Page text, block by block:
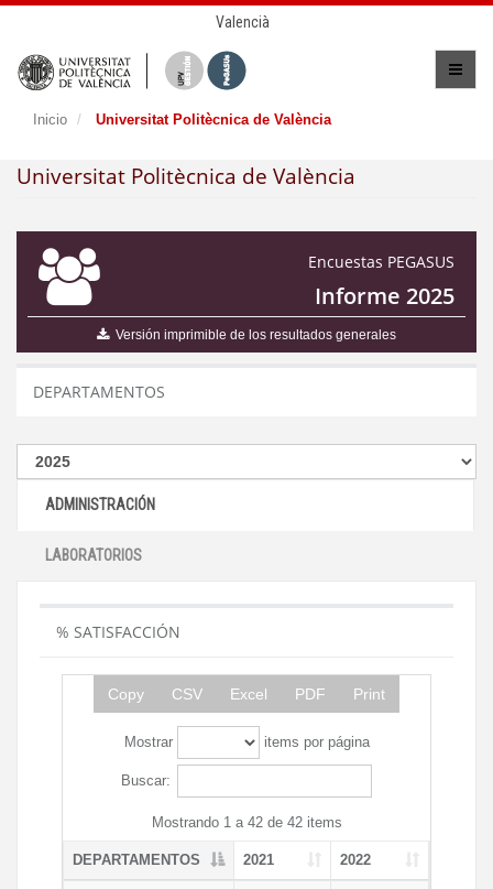
Valencià
Inicio Universitat Politècnica de València
Universitat Politècnica de València
Encuestas PEGASUS
Informe 2025
Versión imprimible de los resultados generales
DEPARTAMENTOS
ADMINISTRACIÓN
LABORATORIOS
% SATISFACCIÓN
Copy CSV Excel PDF Print
Mostrar items por página
Buscar:
Mostrando 1 a 42 de 42 items
DEPARTAMENTOS 2021 2022